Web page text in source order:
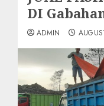
DI
ADMIN